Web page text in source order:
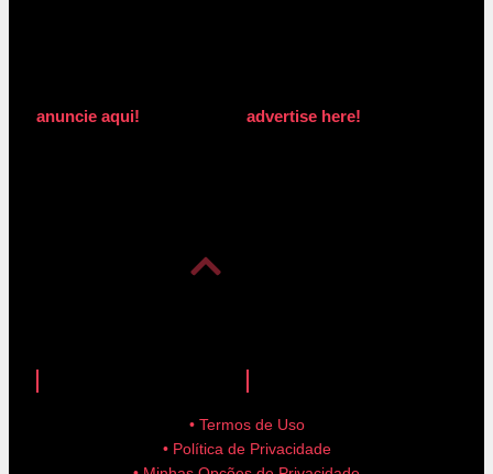
anuncie aqui! advertise here!
• Termos de Uso
• Política de Privacidade